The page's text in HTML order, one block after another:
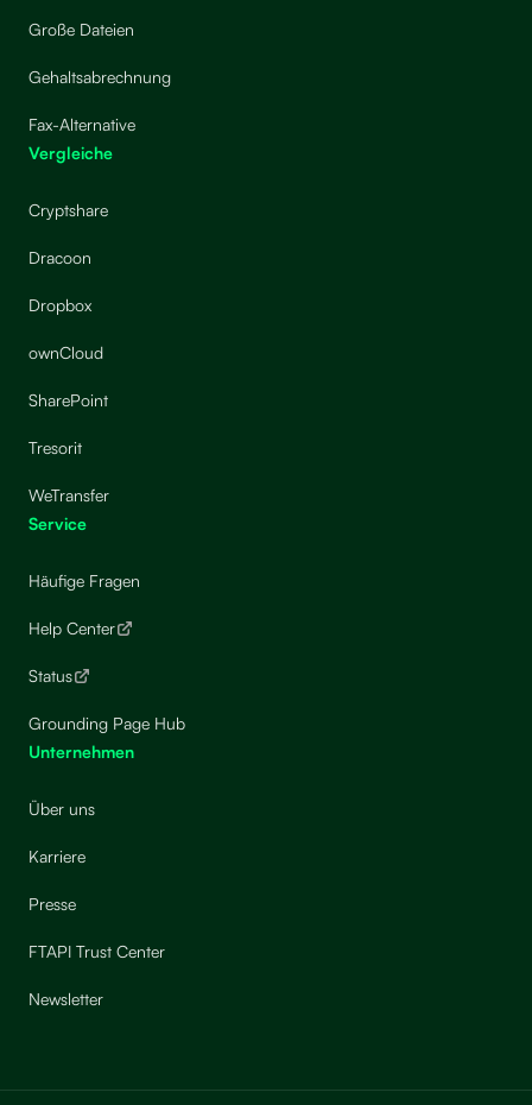
Große Dateien
Gehaltsabrechnung
Fax-Alternative
Vergleiche
Cryptshare
Dracoon
Dropbox
ownCloud
SharePoint
Tresorit
WeTransfer
Service
Häufige Fragen
Help Center
Status
Grounding Page Hub
Unternehmen
Über uns
Karriere
Presse
FTAPI Trust Center
Newsletter